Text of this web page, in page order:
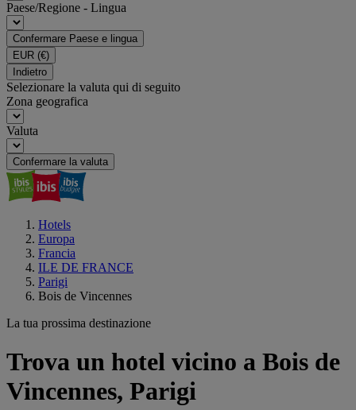
Paese/Regione - Lingua
Confermare Paese e lingua
EUR (€)
Indietro
Selezionare la valuta qui di seguito
Zona geografica
Valuta
Confermare la valuta
Hotels
Europa
Francia
ILE DE FRANCE
Parigi
Bois de Vincennes
La tua prossima destinazione
Trova un hotel vicino a Bois de
Vincennes, Parigi